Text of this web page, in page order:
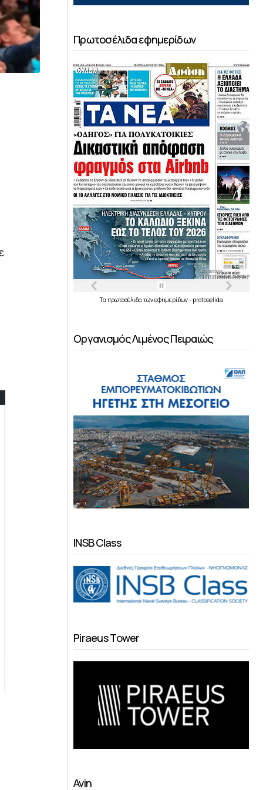
Πρωτοσέλιδα εφημερίδων
Τα πρωτοσέλιδα τωνεφημερίδων- protoselida
Οργανισμός Λιμένος Πειραιώς
INSB Class
Piraeus Tower
Avin